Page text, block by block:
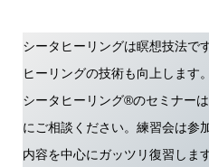
シータヒーリングは瞑想技法で
ヒーリングの技術も向上します。
シータヒーリング®️のセミナー
にご相談ください。練習会は参
内容を中心にガッツリ復習しま